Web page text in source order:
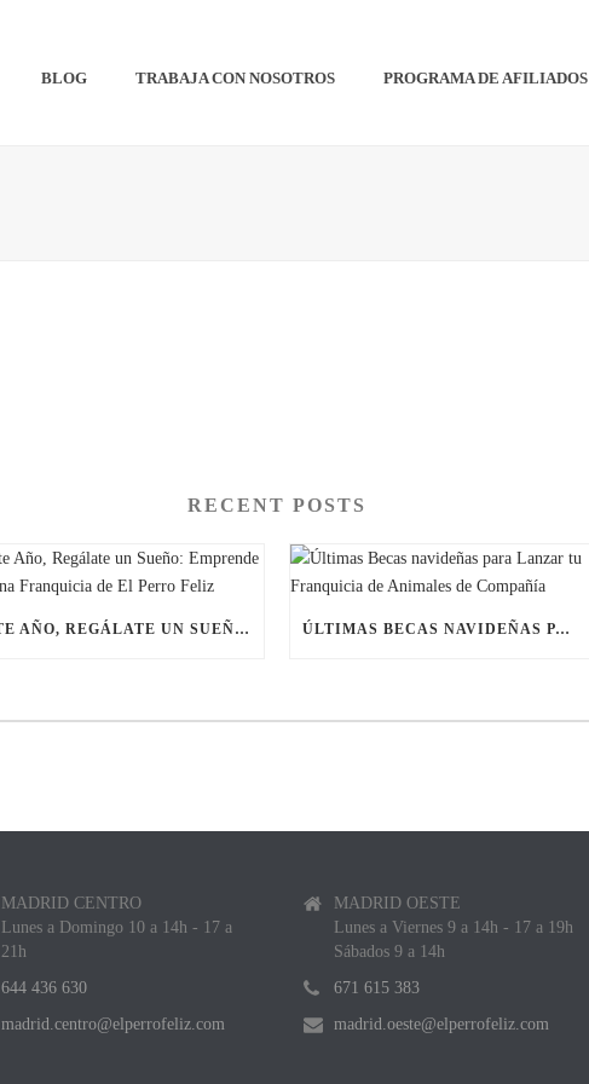
BLOG TRABAJA CON NOSOTROS PROGRAMA DE AFILIADOS
RECENT POSTS
ESTE AÑO, REGÁLATE UN SUEÑO: EMPRENDE CON UNA FRANQUICIA DE EL PERRO FELIZ ÚLTIMAS BECAS NAVIDEÑAS PARA LANZAR TU FRANQUICIA DE ANIMALES DE COMPAÑÍA
MADRID CENTRO
Lunes a Domingo 10 a 14h - 17 a
21h
644 436 630
madrid.centro@elperrofeliz.com
MADRID OESTE
Lunes a Viernes 9 a 14h - 17 a 19h
Sábados 9 a 14h
671 615 383
madrid.oeste@elperrofeliz.com